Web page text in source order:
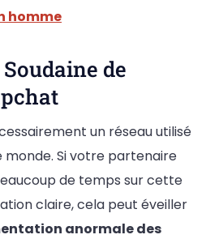
homme
de
un réseau utilisé
Si votre partenaire
de temps sur cette
claire, cela peut éveiller
anormale des